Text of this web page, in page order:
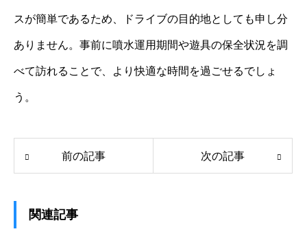
スが簡単であるため、ドライブの目的地としても申し分
ありません。事前に噴水運用期間や遊具の保全状況を調
べて訪れることで、より快適な時間を過ごせるでしょ
う。
前の記事 次の記事
関連記事